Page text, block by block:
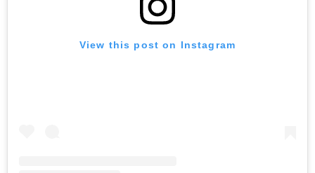
View this post on Instagram